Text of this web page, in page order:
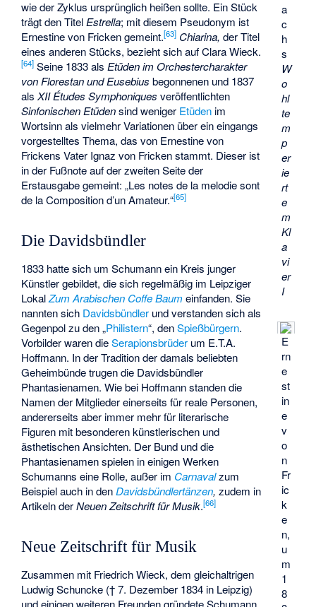
a
c
h
s
W
o
hl
te
m
p
er
ie
rt
e
m
Kl
a
vi
er
I
E
rn
e
st
in
e
v
o
n
Fr
ic
k
e
n,
u
m
1
8
wie der Zyklus ursprünglich heißen sollte. Ein Stück
trägt den Titel Estrella; mit diesem Pseudonym ist
Ernestine von Fricken gemeint.[63] Chiarina, der Titel
eines anderen Stücks, bezieht sich auf Clara Wieck.
[64] Seine 1833 als Etüden im Orchestercharakter
von Florestan und Eusebius begonnenen und 1837
alsXII Études Symphoniques veröffentlichten
Sinfonischen Etüdensind weniger Etüden im
Wortsinn als vielmehr Variationen über ein eingangs
vorgestelltes Thema, das von Ernestine von
Frickens Vater Ignaz von Fricken stammt. Dieser ist
in der Fußnote auf der zweiten Seite der
Erstausgabe gemeint: „Les notes de la melodie sont
de la Composition d’un Amateur.“[65]
Die Davidsbündler
1833 hatte sich um Schumann ein Kreis junger
Künstler gebildet, die sich regelmäßig im Leipziger
LokalZum Arabischen Coffe Baum einfanden. Sie
nannten sich Davidsbündler und verstanden sich als
Gegenpol zu den „Philistern“, denSpießbürgern.
Vorbilder waren dieSerapionsbrüder um E.T.A.
Hoffmann. In der Tradition der damals beliebten
Geheimbünde trugen die Davidsbündler
Phantasienamen. Wie bei Hoffmann standen die
Namen der Mitglieder einerseits für reale Personen,
andererseits aber immer mehr für literarische
Figuren mit besonderen künstlerischen und
ästhetischen Ansichten. Der Bund und die
Phantasienamen spielen in einigen Werken
Schumanns eine Rolle, außer im Carnavalzum
Beispiel auch in denDavidsbündlertänzen, zudem in
Artikeln derNeuen Zeitschrift für Musik.[66]
Neue Zeitschrift für Musik
Zusammen mit Friedrich Wieck, dem gleichaltrigen
Ludwig Schuncke († 7. Dezember 1834 in Leipzig)
und einigen weiteren Freunden gründete Schumann